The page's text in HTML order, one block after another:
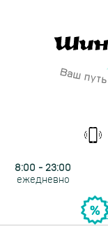
8:00 - 23:00
ежедневно